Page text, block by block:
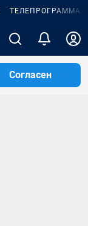
ТЕЛЕПРОГРАММА
Согласен